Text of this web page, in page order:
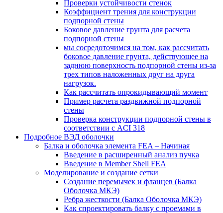
Проверки устойчивости стенок
Коэффициент трения для конструкции
подпорной стены
Боковое давление грунта для расчета
подпорной стены
мы сосредоточимся на том, как рассчитать
боковое давление грунта, действующее на
заднюю поверхность подпорной стены из-за
трех типов наложенных друг на друга
нагрузок.
Как рассчитать опрокидывающий момент
Пример расчета раздвижной подпорной
стены
Проверка конструкции подпорной стены в
соответствии с ACI 318
Подробное ВЭД оболочки
Балка и оболочка элемента FEA – Начиная
Введение в расширенный анализ пучка
Введение в Member Shell FEA
Моделирование и создание сетки
Создание перемычек и фланцев (Балка
Оболочка МКЭ)
Ребра жесткости (Балка Оболочка МКЭ)
Как спроектировать балку с проемами в